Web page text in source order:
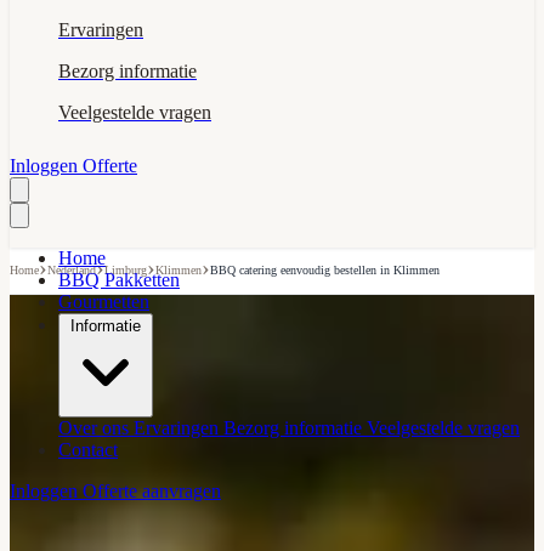
Ervaringen
Bezorg informatie
Veelgestelde vragen
Inloggen Offerte
Home
BBQ Pakketten
Gourmetten
Informatie
Over ons Ervaringen Bezorg informatie Veelgestelde vragen
Contact
Inloggen Offerte aanvragen
Home›Nederland›Limburg›Klimmen›BBQ catering eenvoudig bestellen in Klimmen